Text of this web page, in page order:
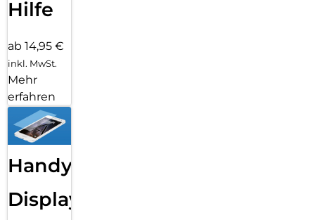
Hilfe
ab 14,95 €
inkl. MwSt.
Mehr
erfahren
Handy
Displayfolie